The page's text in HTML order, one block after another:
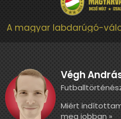
A magyar labdarúgó-
Végh
Miért
meg jobban »